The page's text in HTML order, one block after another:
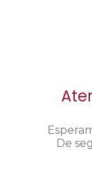
De